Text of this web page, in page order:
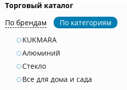
Торговый каталог
По брендам
По категориям
KUKMARA
Алюминий
Стекло
Все для дома и сада